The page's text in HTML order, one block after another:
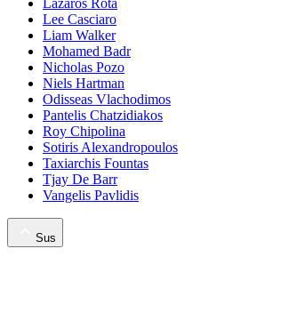
Lee Casciaro
Liam Walker
Mohamed Badr
Nicholas Pozo
Niels Hartman
Odisseas Vlachodimos
Pantelis Chatzidiakos
Roy Chipolina
Sotiris Alexandropoulos
Taxiarchis Fountas
Tjay De Barr
Vangelis Pavlidis
Sus